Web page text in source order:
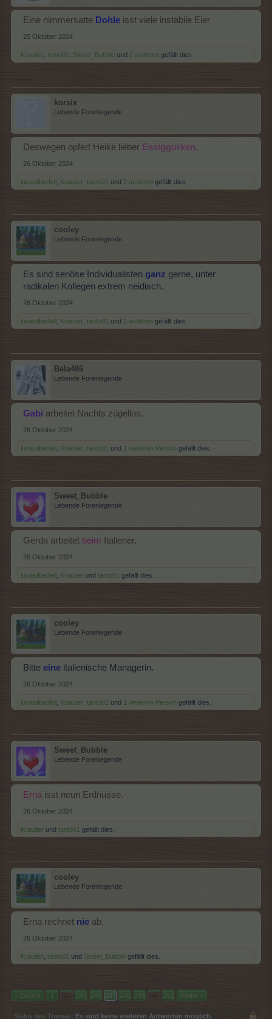
Eine nimmersatte Dohle isst viele instabile Eier
25 Oktober 2024
Krautier tanto01 Sweet_Bubble und 2 anderen gefällt dies.
korsix
Lebende Forenlegende
Deswegen opfert Heike lieber Essiggurken.
26 Oktober 2024
lunasilberfell Krautier tanto01 und 2 anderen gefällt dies.
cooley
Lebende Forenlegende
Es sind seriöse Individualisten ganz gerne, unter
radikalen Kollegen extrem neidisch.
26 Oktober 2024
lunasilberfell Krautier tanto01 und 2 anderen gefällt dies.
Bela486
Lebende Forenlegende
Gabi arbeitet Nachts zügellos.
26 Oktober 2024
lunasilberfell Krautier tanto01 und 1 weiteren Person gefällt dies.
Sweet_Bubble
Lebende Forenlegende
Gerda arbeitet beim Italiener.
26 Oktober 2024
lunasilberfell Krautier und tanto01 gefällt dies.
cooley
Lebende Forenlegende
Bitte eine italienische Managerin.
26 Oktober 2024
lunasilberfell Krautier tanto01 und 1 weiteren Person gefällt dies.
Sweet_Bubble
Lebende Forenlegende
Erna isst neun Erdnüsse.
26 Oktober 2024
Krautier und tanto01 gefällt dies.
cooley
Lebende Forenlegende
Erna rechnet nie ab.
26 Oktober 2024
Krautier tanto01 und Sweet_Bubble gefällt dies.
< Zurück 1 ← 245 246 247 248 249 → 251 Weiter >
Status des Themas: Es sind keine weiteren Antworten möglich.